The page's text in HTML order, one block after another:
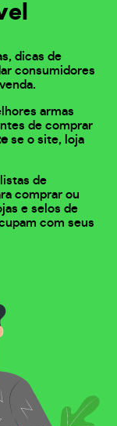
dicas de
consumidores
armas
de comprar
se o site, loja
de
comprar ou
e selos de
com seus